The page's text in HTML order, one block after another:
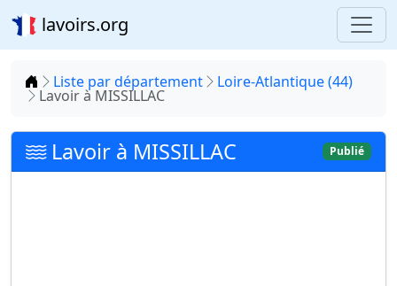
lavoirs.org
Accueil
Liste par département Loire-Atlantique (44)
Lavoir à MISSILLAC
Lavoir à MISSILLAC Publié